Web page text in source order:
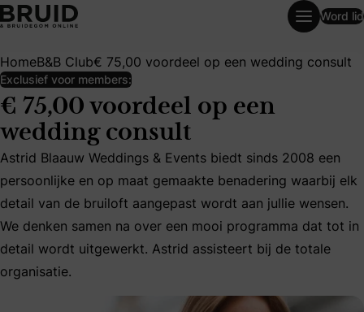
Word lid
HomeB&B Club€ 75,00 voordeel op een wedding consult
Exclusief voor members:
€ 75,00 voordeel op een
wedding consult
Astrid Blaauw Weddings & Events biedt sinds 2008 een
Astrid Blaauw Weddings & Events biedt sinds 2008 een
persoonlijke en op maat gemaakte benadering waarbij elk
detail van de bruiloft aangepast wordt aan jullie wensen.
We denken samen na over een mooi programma dat tot in
detail wordt uitgewerkt. Astrid assisteert bij de totale
organisatie.